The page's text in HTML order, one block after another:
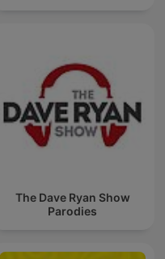
The Dave Ryan Show
Parodies